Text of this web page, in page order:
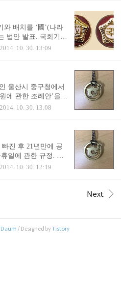
의 한 집에서 훈민
에..
별시 관련 내용보
별시 국어 사용 조례
www.itnews.or.kr/?p
와 배치를 ‘國’(나라
법안 발표. 국회기
규칙 제187호(1973.
2014. 10. 30. 13:09
울산시 중구청에서
에 관한 조례안’을
글과 한국어 소외계
광역시 중구} 자료:
2014/11/23 - [곳간]
에 관한 조례안 - 20
2014. 10. 30. 13:08
빠진 후 21년만에 공
일에 관한 규정. 대
부개정)
2014. 10. 30. 12:19
Next
Daum / Designed byTistory